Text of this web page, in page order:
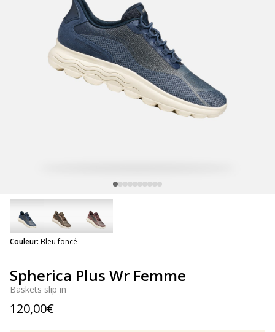
Spherica Plus Wr Femme
Baskets slip in
120,00€
Couleur: Bleu foncé
selected